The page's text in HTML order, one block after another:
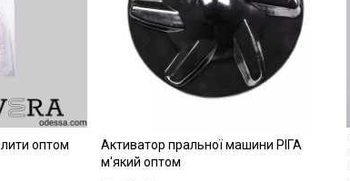
оптом
Активатор пральної машини РІГА
м'який оптом